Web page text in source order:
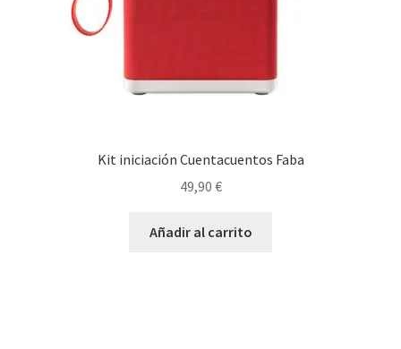
Kit iniciación Cuentacuentos Faba
49,90 €
Añadir al carrito